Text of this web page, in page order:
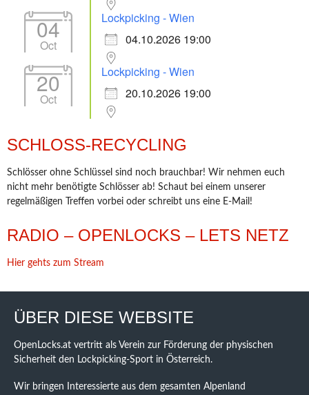
04
Oct
Lockpicking - Wien
04.10.2026 19:00
20
Oct
Lockpicking - Wien
20.10.2026 19:00
SCHLOSS-RECYCLING
Schlösser ohne Schlüssel sind noch brauchbar! Wir nehmen euch
nicht mehr benötigte Schlösser ab! Schaut bei einem unserer
regelmäßigen Treffen vorbei oder schreibt uns eine E-Mail!
RADIO – OPENLOCKS – LETS NETZ
Hier gehts zum Stream
ÜBER DIESE WEBSITE
OpenLocks.at vertritt als Verein zur Förderung der physischen
Sicherheit den Lockpicking-Sport in Österreich.
Wir bringen Interessierte aus dem gesamten Alpenland